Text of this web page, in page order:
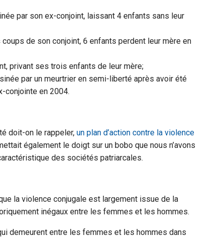
par son ex-conjoint, laissant 4 enfants sans leur
de son conjoint, 6 enfants perdent leur mère en
privant ses trois enfants de leur mère;
par un meurtrier en semi-liberté après avoir été
conjointe en 2004.
doit-on le rappeler, un plan d’action contre la violence
également le doigt sur un bobo que nous n’avons
des sociétés patriarcales.
la violence conjugale est largement issue de la
inégaux entre les femmes et les hommes.
demeurent entre les femmes et les hommes dans